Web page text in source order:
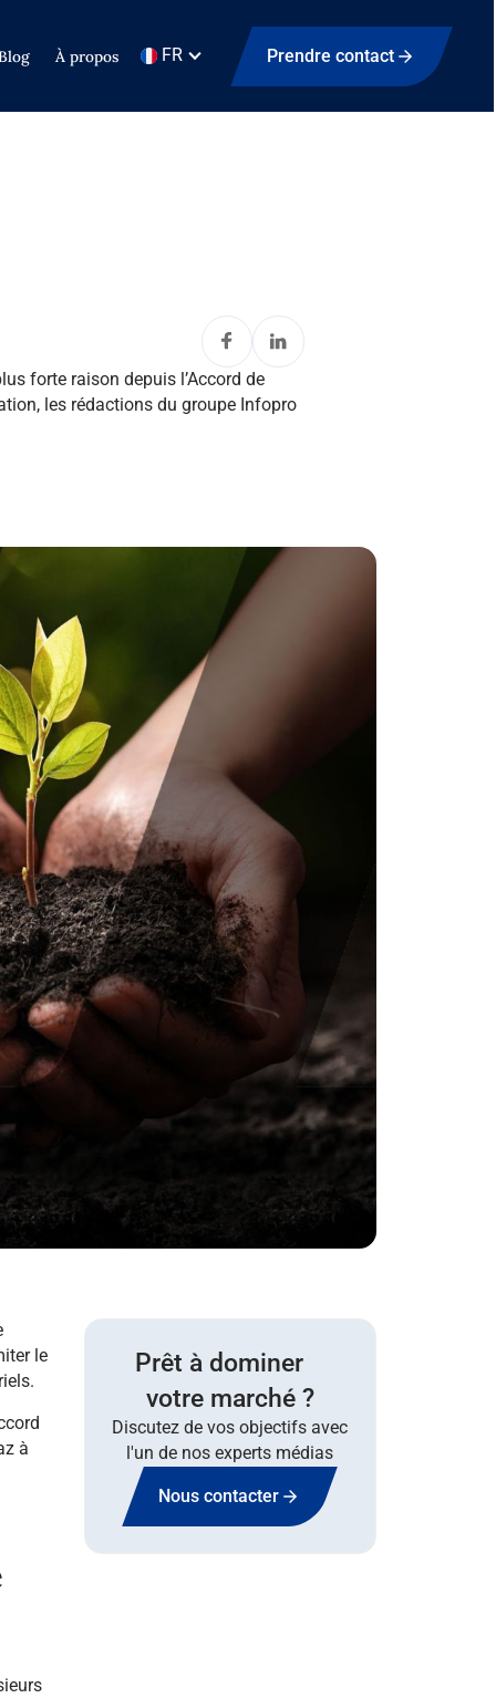
À propos FR Prendre contact
forte raison depuis l’Accord de
les rédactions du groupe Infopro
le
à
Prêt à dominer
votre marché ?
Discutez de vos objectifs avec
l'un de nos experts médias
Nous contacter